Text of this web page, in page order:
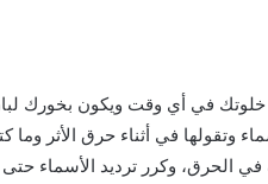
في أي وقت ويكون بخورك
وتقولها في أثناء حرق الأثر
في الحرق، وكرر ترديد الأسماء